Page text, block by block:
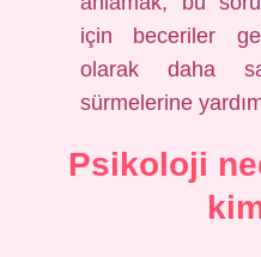
için beceriler
olarak daha
sürmelerine
Psikoloji